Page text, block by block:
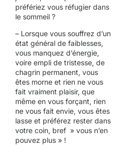
préfériez vous réfugier dans
le sommeil ?
– Lorsque vous souffrez d’un
état général de faiblesses,
vous manquez d’énergie,
voire empli de tristesse, de
chagrin permanent, vous
êtes morne et rien ne vous
fait vraiment plaisir, que
même en vous forçant, rien
ne vous fait envie, vous êtes
lasse et préférez rester dans
votre coin, bref » vous n’en
pouvez plus » !